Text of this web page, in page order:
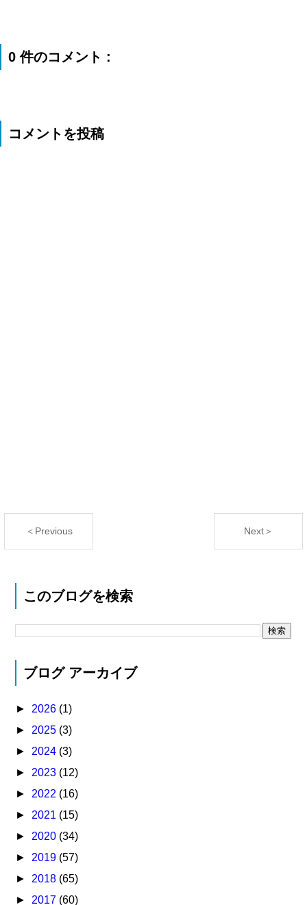
0 件のコメント :
コメントを投稿
＜Previous Next＞
このブログを検索
ブログ アーカイブ
► 2026 (1)
► 2025 (3)
► 2024 (3)
► 2023 (12)
► 2022 (16)
► 2021 (15)
► 2020 (34)
► 2019 (57)
► 2018 (65)
► 2017 (60)